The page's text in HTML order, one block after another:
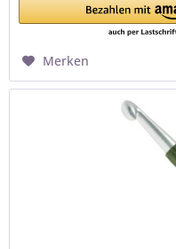
Merken